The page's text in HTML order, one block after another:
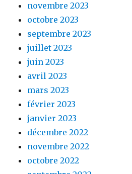
novembre 2023
octobre 2023
septembre 2023
juillet 2023
juin 2023
avril 2023
mars 2023
février 2023
janvier 2023
décembre 2022
novembre 2022
octobre 2022